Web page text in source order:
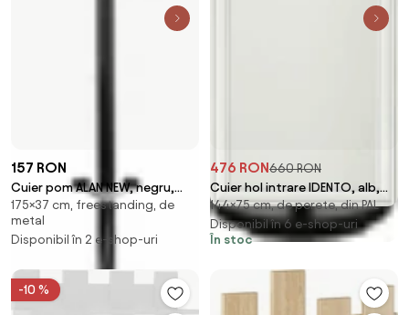
157 RON
Cuier pom ALAN NEW, negru,
metal/marmura, 37x175 cm
175×37 cm, freestanding, de
metal
Disponibil în 2 e-shop-uri
476 RON660 RON
Cuier hol intrare IDENTO, alb,
PAL/metal, 75x3x144 cm
144×75 cm, de perete, din PAL
Disponibil în 6 e-shop-uri
În stoc
-10 %